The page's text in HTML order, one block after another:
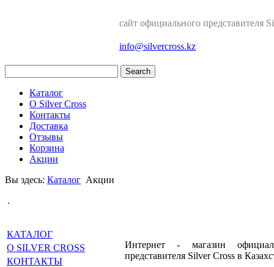
сайт официального представителя
info@silvercross.kz
Каталог
О Silver Cross
Контакты
Доставка
Отзывы
Корзина
Акции
Вы здесь: Каталог Акции
.
КАТАЛОГ
О SILVER CROSS
КОНТАКТЫ
Интернет - магазин
представителя Silver Cross в